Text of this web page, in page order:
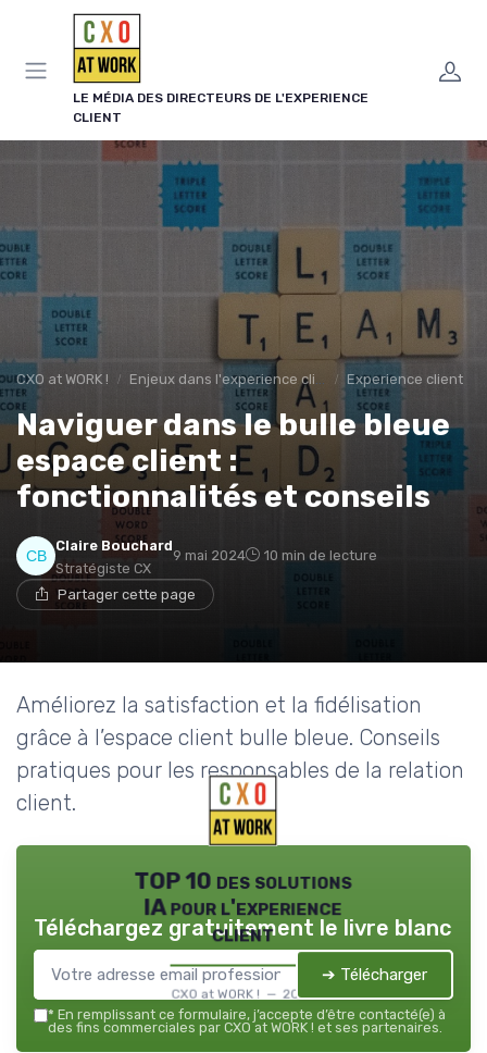
LE MÉDIA DES DIRECTEURS DE L'EXPERIENCE
CLIENT
CXO at WORK ! Enjeux dans l'experience client Experience client
Naviguer dans le bulle bleue
espace client :
fonctionnalités et conseils
Claire Bouchard
Stratégiste CX
9 mai 2024 10 min de lecture
Partager cette page
Améliorez la satisfaction et la fidélisation
grâce à l’espace client bulle bleue. Conseils
pratiques pour les responsables de la relation
client.
TOP 10 des solutions
IA pour l'experience
client
CXO at WORK ! — 2026
Téléchargez gratuitement le livre blanc
➔ Télécharger
* En remplissant ce formulaire, j’accepte d’être contacté(e) à
des fins commerciales par CXO at WORK ! et ses partenaires.
Panneau de gestion des cookies